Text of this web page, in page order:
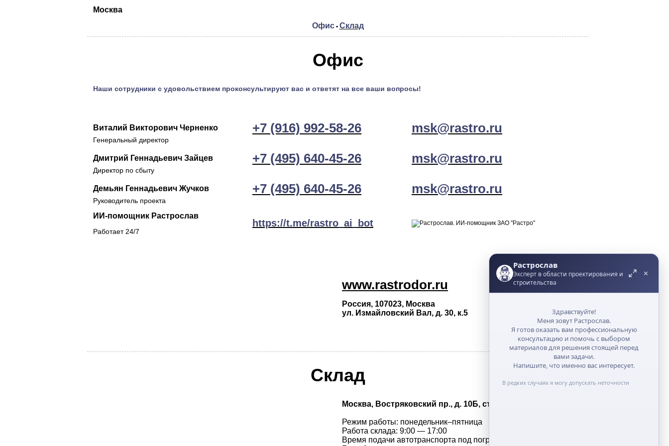
Москва
Офис• Склад
Офис
Наши сотрудники с удовольствием проконсультируют вас и ответят на все ваши вопросы!
Виталий Викторович Черненко +7 (916) 992-58-26 msk@rastro.ru
Генеральный директор
Дмитрий Геннадьевич Зайцев +7 (495) 640-45-26 msk@rastro.ru
Директор по сбыту
Демьян Геннадьевич Жучков +7 (495) 640-45-26 msk@rastro.ru
Руководитель проекта
ИИ-помощник Растрослав
Работает 24/7
https://t.me/rastro_ai_bot
www.rastrodor.ru
Россия, 107023, Москва
ул. Измайловский Вал, д. 30, к.5
Склад
Москва, Востряковский пр., д. 10Б, стр. 1
Режим работы: понедельник–пятница
Работа склада: 9:00 — 17:00
Время подачи автотранспорта под погрузку: 9:00 — 17:00
Растрослав
Эксперт в области проектирования и
строительства
✕
Здравствуйте!
Меня зовут Растрослав.
Я готов оказать вам профессиональную
консультацию и помочь с выбором
материалов для решения стоящей перед
вами задачи.
Напишите, что именно вас интересует.
В редких случаях я могу допускать неточности